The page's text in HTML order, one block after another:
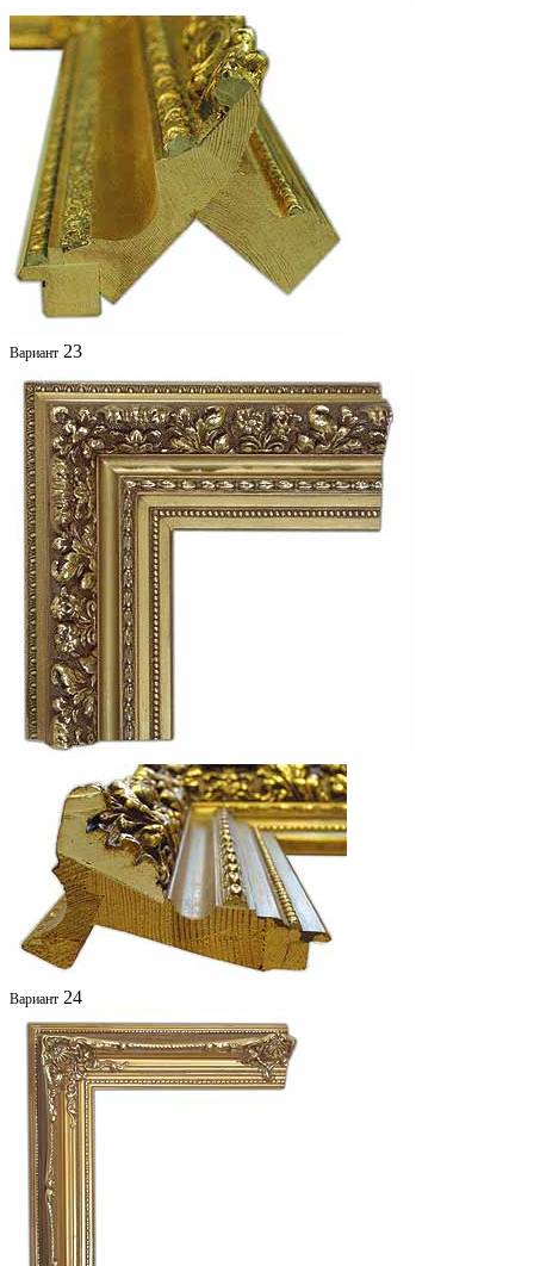
Вариант 23
Вариант 24